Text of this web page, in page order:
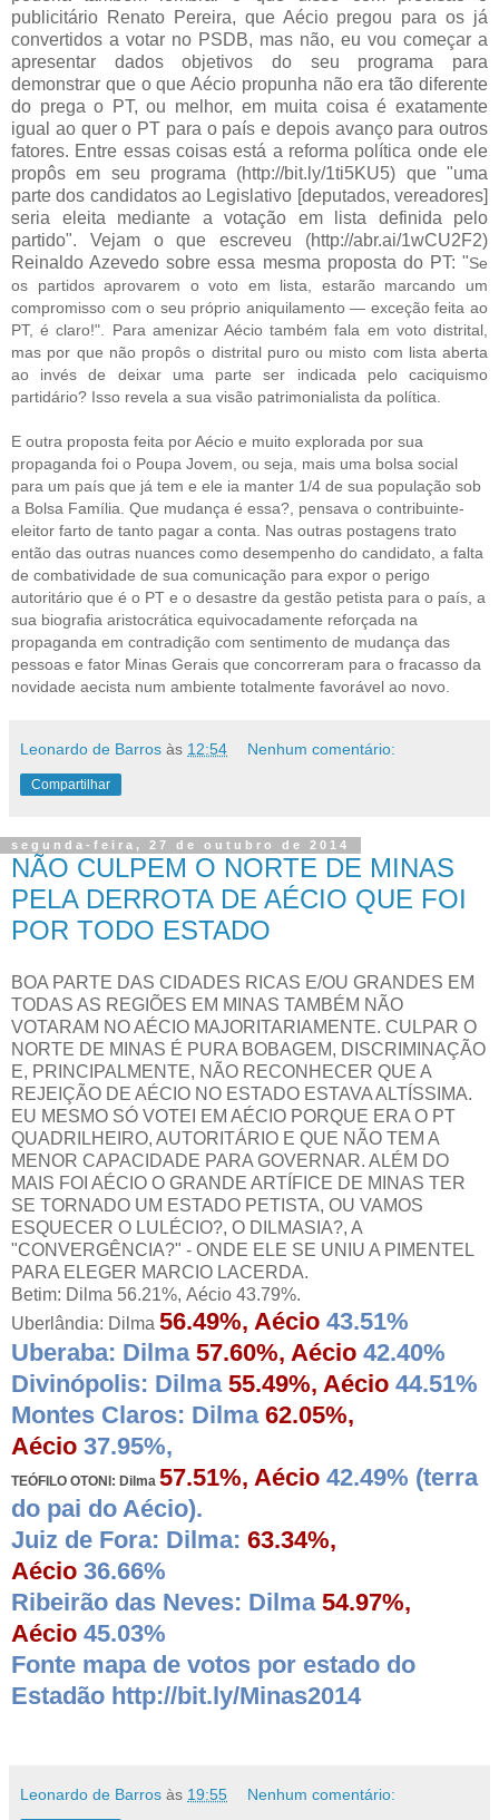
publicitário Renato Pereira, que Aécio pregou para os já
convertidos a votar no PSDB, mas não, eu vou começar a
apresentar dados objetivos do seu programa para
demonstrar que o que Aécio propunha não era tão diferente
do prega o PT, ou melhor, em muita coisa é exatamente
igual ao quer o PT para o país e depois avanço para outros
fatores. Entre essas coisas está a reforma política onde ele
propôs em seu programa (http://bit.ly/1ti5KU5) que "uma
parte dos candidatos ao Legislativo [deputados, vereadores]
seria eleita mediante a votação em lista definida pelo
partido". Vejam o que escreveu (http://abr.ai/1wCU2F2)
Reinaldo Azevedo sobre essa mesma proposta do PT: "Se
os partidos aprovarem o voto em lista, estarão marcando um
compromisso com o seu próprio aniquilamento — exceção feita ao
PT, é claro!". Para amenizar Aécio também fala em voto distrital,
mas por que não propôs o distrital puro ou misto com lista aberta
ao invés de deixar uma parte ser indicada pelo caciquismo
partidário? Isso revela a sua visão patrimonialista da política.
E outra proposta feita por Aécio e muito explorada por sua
propaganda foi o Poupa Jovem, ou seja, mais uma bolsa social
para um país que já tem e ele ia manter 1/4 de sua população sob
a Bolsa Família. Que mudança é essa?, pensava o contribuinte-
eleitor farto de tanto pagar a conta. Nas outras postagens trato
então das outras nuances como desempenho do candidato, a falta
de combatividade de sua comunicação para expor o perigo
autoritário que é o PT e o desastre da gestão petista para o país, a
sua biografia aristocrática equivocadamente reforçada na
propaganda em contradição com sentimento de mudança das
pessoas e fator Minas Gerais que concorreram para o fracasso da
novidade aecista num ambiente totalmente favorável ao novo.
Leonardo de Barros às 12:54 Nenhum comentário:
Compartilhar
segunda-feira, 27 de outubro de 2014
NÃO CULPEM O NORTE DE MINAS
PELA DERROTA DE AÉCIO QUE FOI
POR TODO ESTADO
BOA PARTE DAS CIDADES RICAS E/OU GRANDES EM
TODAS AS REGIÕES EM MINAS TAMBÉM NÃO
VOTARAM NO AÉCIO MAJORITARIAMENTE. CULPAR O
NORTE DE MINAS É PURA BOBAGEM, DISCRIMINAÇÃO
E, PRINCIPALMENTE, NÃO RECONHECER QUE A
REJEIÇÃO DE AÉCIO NO ESTADO ESTAVA ALTÍSSIMA.
EU MESMO SÓ VOTEI EM AÉCIO PORQUE ERA O PT
QUADRILHEIRO, AUTORITÁRIO E QUE NÃO TEM A
MENOR CAPACIDADE PARA GOVERNAR. ALÉM DO
MAIS FOI AÉCIO O GRANDE ARTÍFICE DE MINAS TER
SE TORNADO UM ESTADO PETISTA, OU VAMOS
ESQUECER O LULÉCIO?, O DILMASIA?, A
"CONVERGÊNCIA?" - ONDE ELE SE UNIU A PIMENTEL
PARA ELEGER MARCIO LACERDA.
Betim: Dilma 56.21%, Aécio 43.79%.
Uberlândia: Dilma 56.49%, Aécio 43.51%
Uberaba: Dilma 57.60%, Aécio 42.40%
Divinópolis: Dilma 55.49%, Aécio 44.51%
Montes Claros: Dilma 62.05%,
Aécio 37.95%,
TEÓFILO OTONI: Dilma 57.51%, Aécio 42.49% (terra
do pai do Aécio).
Juiz de Fora: Dilma: 63.34%,
Aécio 36.66%
Ribeirão das Neves: Dilma 54.97%,
Aécio 45.03%
Fonte mapa de votos por estado do
Estadão http://bit.ly/Minas2014
Leonardo de Barros às 19:55 Nenhum comentário: